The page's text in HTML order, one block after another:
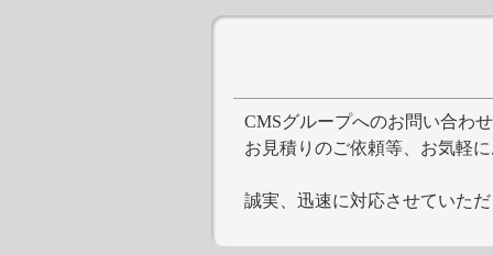
CMSグループへのお問い合わ
お見積りのご依頼等、お気軽
誠実、迅速に対応させていた